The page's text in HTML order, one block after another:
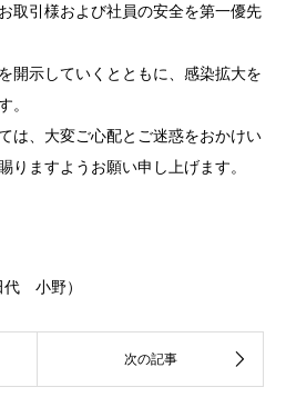
取引様および社員の安全を第一優先
開示していくとともに、感染拡大を
。
は、大変ご心配とご迷惑をおかけい
りますようお願い申し上げます。
小野）